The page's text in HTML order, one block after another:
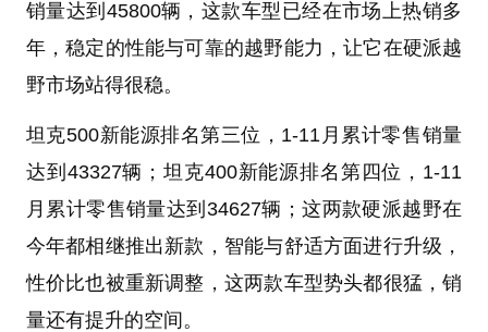
销量达到45800辆，这款车型已经在市场上热销多
年，稳定的性能与可靠的越野能力，让它在硬派越
野市场站得很稳。
坦克500新能源排名第三位，1-11月累计零售销量
达到43327辆；坦克400新能源排名第四位，1-11
月累计零售销量达到34627辆；这两款硬派越野在
今年都相继推出新款，智能与舒适方面进行升级，
性价比也被重新调整，这两款车型势头都很猛，销
量还有提升的空间。